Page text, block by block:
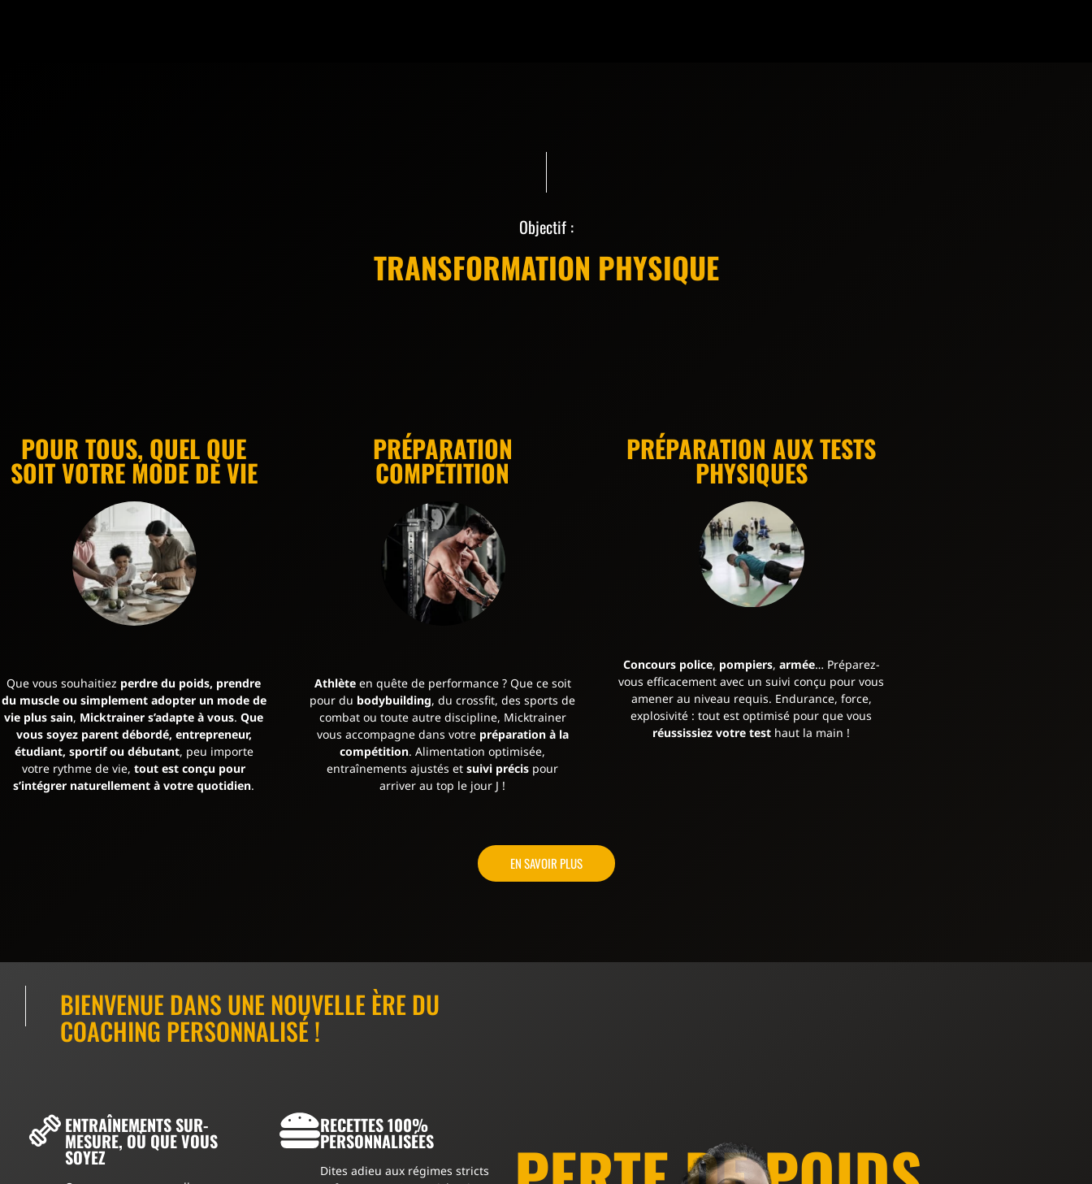
Objectif :
TRANSFORMATION PHYSIQUE
POUR TOUS, QUEL QUE
SOIT VOTRE MODE DE VIE
Que vous souhaitiez perdre du poids, prendre
du muscle ou simplement adopter un mode de
vie plus sain, Micktrainer s’adapte à vous.Que
vous soyez parent débordé, entrepreneur,
étudiant, sportif ou débutant, peu importe
votre rythme de vie,tout est conçu pour
s’intégrer naturellement à votre quotidien.
PRÉPARATION
COMPÉTITION
Athlèteen quête de performance ? Que ce soit
pour du bodybuilding, du crossfit, des sports de
combat ou toute autre discipline, Micktrainer
vous accompagne dans votre préparation à la
compétition. Alimentation optimisée,
entraînements ajustés etsuivi précis pour
arriver au top le jour J !
PRÉPARATION AUX TESTS
PHYSIQUES
Concours police, pompiers, armée… Préparez-
vous efficacement avec un suivi conçu pour vous
amener au niveau requis. Endurance, force,
explosivité : tout est optimisé pour que vous
réussissiez votre test haut la main !
EN SAVOIR PLUS
BIENVENUE DANS UNE NOUVELLE ÈRE DU
COACHING PERSONNALISÉ !
ENTRAÎNEMENTS SUR-
MESURE, OÙ QUE VOUS
SOYEZ
RECETTES 100%
PERSONNALISÉES
Dites adieu aux régimes stricts